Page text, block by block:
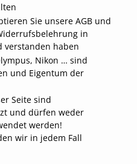
Sie unsere AGB und
in
verstanden haben
Nikon … sind
und Eigentum der
Seite sind
und dürfen weder
werden!
wir in jedem Fall